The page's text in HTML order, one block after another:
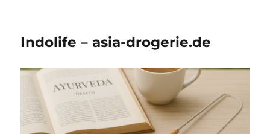
Indolife – asia-drogerie.de